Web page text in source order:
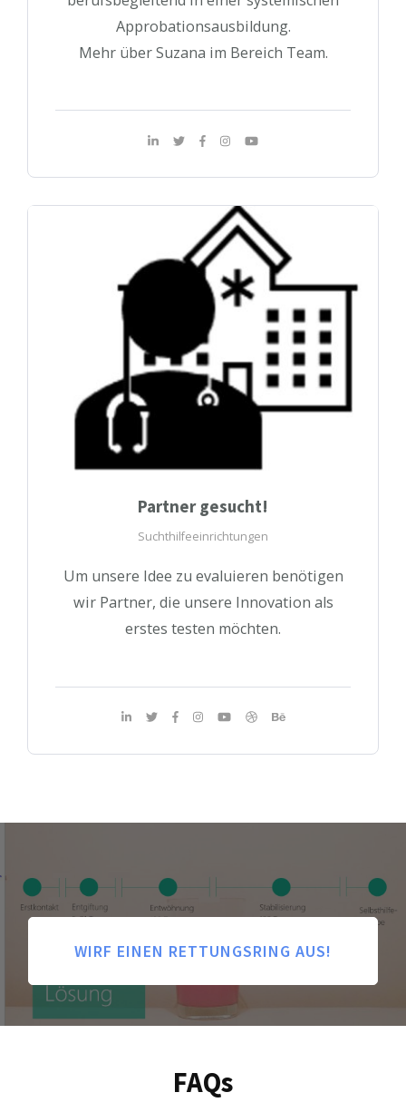
Approbationsausbildung.
Mehr über Suzana im Bereich Team.
Partner gesucht!
Suchthilfeeinrichtungen
Um unsere Idee zu evaluieren benötigen
wir Partner, die unsere Innovation als
erstes testen möchten.
WIRF EINEN RETTUNGSRING AUS!
FAQs